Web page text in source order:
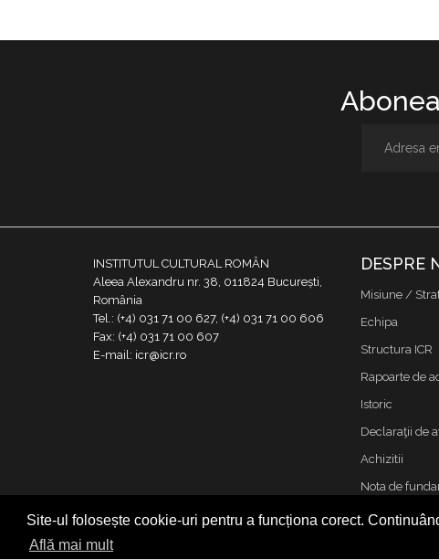
Site-ul folosește cookie-uri pentru a funcționa corect.
Află mai mult
INSTITUTUL CULTURAL ROMÂN
Aleea Alexandru nr. 38, 011824 București,
România
Tel.: (+4) 031 71 00 627, (+4) 031 71 00 606
Fax: (+4) 031 71 00 607
E-mail: icr@icr.ro
DESPRE
Misiune /
Echipa
Structura ICR
Rapoarte de
Istoric
Declaraţii de
Achizitii
Nota de
Contact